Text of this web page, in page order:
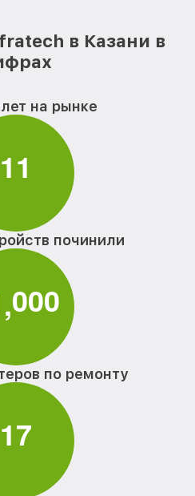
в Казани в
на рынке
11
починили
,000
по ремонту
17